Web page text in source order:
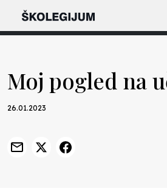
Moj pogled na
26.01.2023